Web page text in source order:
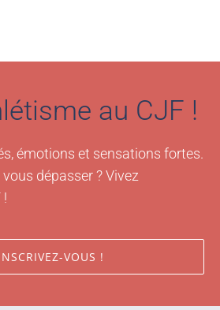
au CJF !
émotions et sensations fortes.
dépasser ? Vivez
!
VOUS !